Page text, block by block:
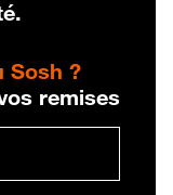
Sosh ?
remises